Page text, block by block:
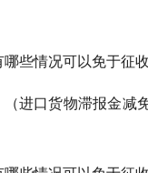
进口货物滞报金减